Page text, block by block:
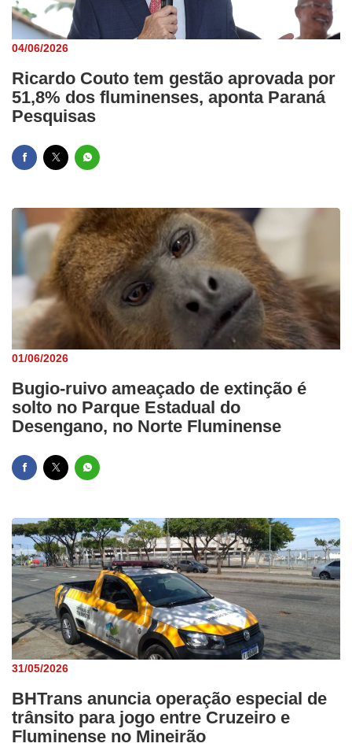
04/06/2026
Ricardo Couto tem gestão aprovada por
51,8% dos fluminenses, aponta Paraná
Pesquisas
01/06/2026
Bugio-ruivo ameaçado de extinção é
solto no Parque Estadual do
Desengano, no Norte Fluminense
31/05/2026
BHTrans anuncia operação especial de
trânsito para jogo entre Cruzeiro e
Fluminense no Mineirão